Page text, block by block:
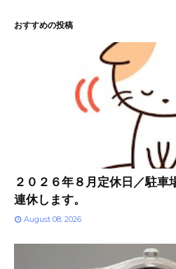
おすすめの投稿
２０２６年８月定休日／駐車
連休します。
August 08, 2026